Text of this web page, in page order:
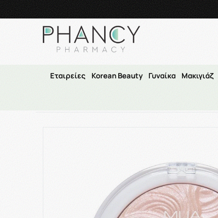
Τηλεφωνικές
Εταιρείες Korean Beauty Γυναίκα Μακιγιάζ